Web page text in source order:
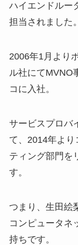
ハイエンドルー
担当されました。
2006年1月より
ル社にてMVNO
コに入社。
サービスプロバ
て、2014年よ
ティング部門を
す。
つまり、生田絵
コンピュータネ
持ちです。